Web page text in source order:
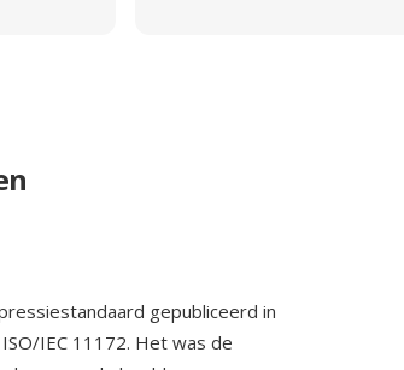
gepubliceerd in
IEC 11172. Het was de